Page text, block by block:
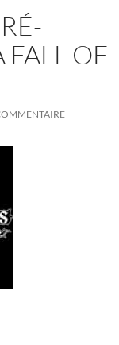
OF
commandes de A